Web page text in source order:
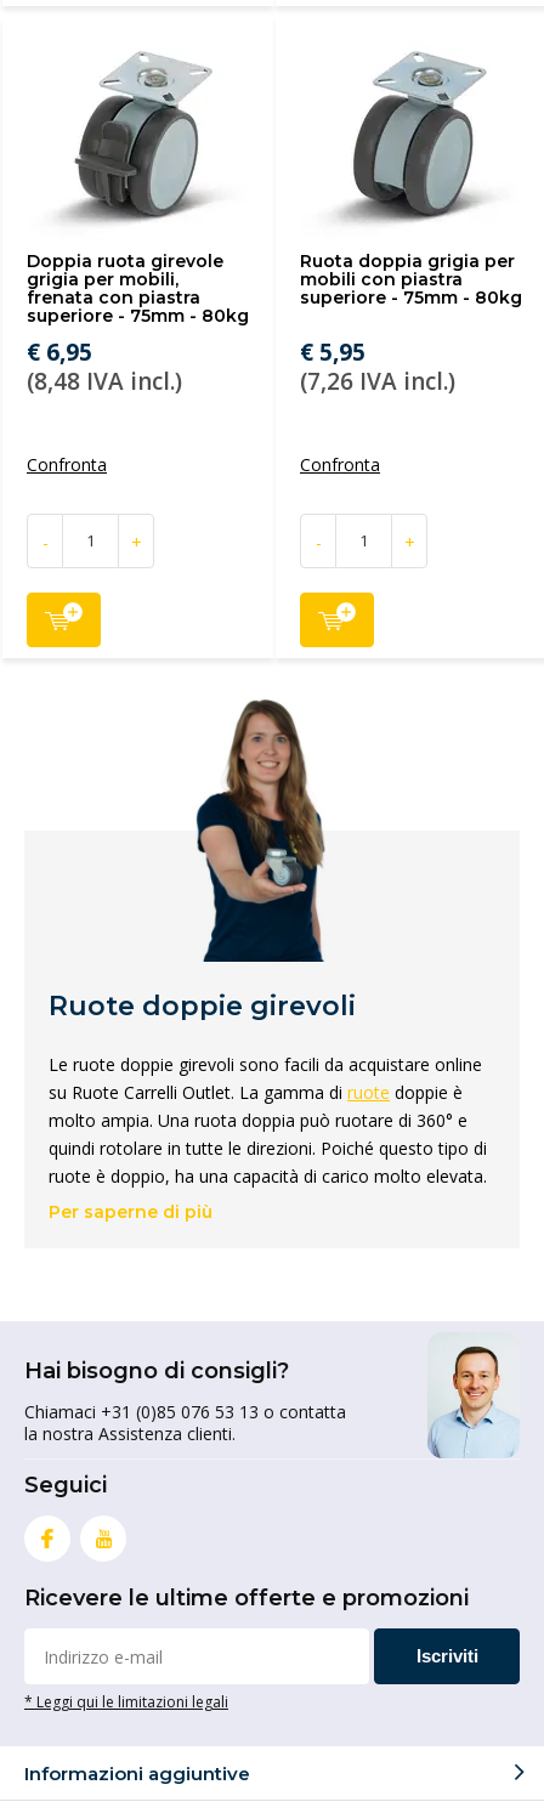
Doppia ruota girevole
grigia per mobili,
frenata con piastra
superiore - 75mm - 80kg
€ 6,95
(8,48 IVA incl.)
Confronta
- +
Ruota doppia grigia per
mobili con piastra
superiore - 75mm - 80kg
€ 5,95
(7,26 IVA incl.)
Confronta
- +
Ruote doppie girevoli
Le ruote doppie girevoli sono facili da acquistare online
su Ruote Carrelli Outlet. La gamma di ruote doppie è
molto ampia. Una ruota doppia può ruotare di 360° e
quindi rotolare in tutte le direzioni. Poiché questo tipo di
ruote è doppio, ha una capacità di carico molto elevata.
Ciò rende queste ruote ideali per il montaggio sotto i
applicazioni private che aziendali. Dal nostro negozio
web, forniamo le nostre ruote non solo ai consumatori
Tutti i tipi di ruote gemellate
ruote doppie. Poiché le ruote gemellate sono girevoli, gli
e da guidare. Più grande è il diametro della ruota, più
facile è il rotolamento. Con una ruota più grande, anche
la capacità di carico è spesso maggiore. Offriamo ruote
piroettanti a doppia ruota con attacco a piastra o con
foro centrale per bullone. La maggior parte delle ruote è
molto fluido. Inoltre, il battistrada è in TPR (gomma
termoplastica), mentre il nucleo della ruota è in
Per saperne di più
Hai bisogno di consigli?
Chiamaci +31 (0)85 076 53 13 o contatta
la nostra Assistenza clienti.
Seguici
Ricevere le ultime offerte e promozioni
Iscriviti
* Leggi qui le limitazioni legali
Informazioni aggiuntive